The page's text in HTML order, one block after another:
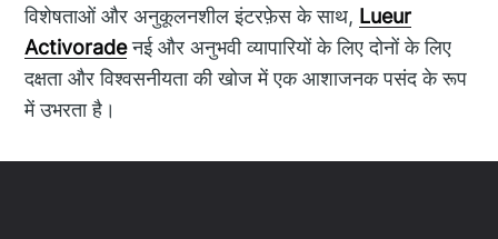
विशेषताओं और अनुकूलनशील इंटरफ़ेस के साथ, Lueur
Activoradeनई और अनुभवी व्यापारियों के लिए दोनों के लिए
दक्षता और विश्वसनीयता की खोज में एक आशाजनक पसंद के रूप
में उभरता है।